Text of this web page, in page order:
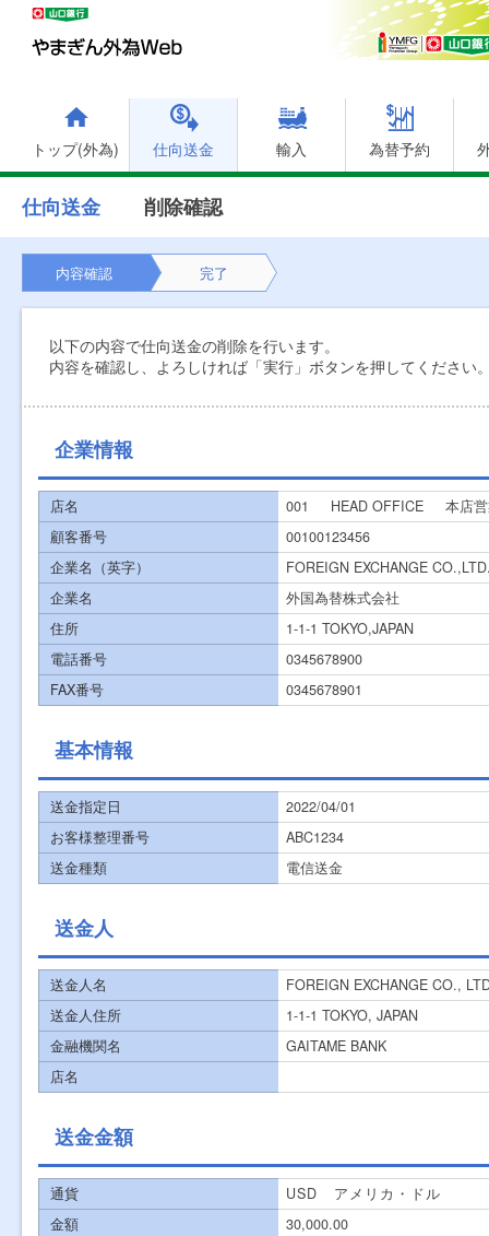
トップ(外為) 仕向送金 輸入 為替予約
仕向送金 削除確認
内容確認 完了
以下の内容で仕向送金の削除を行います。
内容を確認し、よろしければ「実行」ボタンを押してください
企業情報
店名 001 HEAD OFFICE
本店
顧客番号
00100123456
企業名（英字）
FOREIGN EXCHANGE
企業名
外国為替株式会社
住所
1-1-1 TOKYO,JAPAN
電話番号
0345678900
FAX番号
0345678901
基本情報
送金指定日
2022/04/01
お客様整理番号
ABC1234
送金種類
電信送金
送金人
送金人名
FOREIGN EXCHANGE CO.,
送金人住所
1-1-1 TOKYO, JAPAN
金融機関名
GAITAME BANK
店名
送金金額
通貨
USD アメリカ・ドル
金額
30,000.00